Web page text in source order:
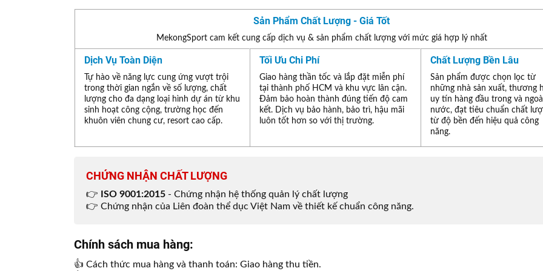
Sản Phẩm Chất Lượng - Giá Tốt
MekongSport cam kết cung cấp dịch vụ & sản phẩm chất lượng với mức giá hợp lý nhất
Dịch Vụ Toàn Diện
Tự hào về năng lực cung ứng vượt trội
trong thời gian ngắn về số lượng, chất
lượng cho đa dạng loại hình dự án từ khu
sinh hoạt công cộng, trường học đến
khuôn viên chung cư, resort cao cấp.
Tối Ưu Chi Phí
Giao hàng thần tốc và lắp đặt miễn phí
tại thành phố HCM và khu vực lân cận.
Đảm bảo hoàn thành đúng tiến độ cam
kết. Dịch vụ bảo hành, bảo trì, hậu mãi
luôn tốt hơn so với thị trường.
Chất Lượng Bền Lâu
Sản phẩm được chọn lọc từ
những nhà sản xuất, thương
uy tín hàng đầu trong và
nước, đạt tiêu chuẩn chất
từ độ bền đến hiệu quả công
năng.
CHỨNG NHẬN CHẤT LƯỢNG
👉 ISO 9001:2015 - Chứng nhận hệ thống quản lý chất lượng
👉 Chứng nhận của Liên đoàn thể dục Việt Nam về thiết kế chuẩn công năng.
Chính sách mua hàng:
👍 Cách thức mua hàng và thanh toán: Giao hàng thu tiền.